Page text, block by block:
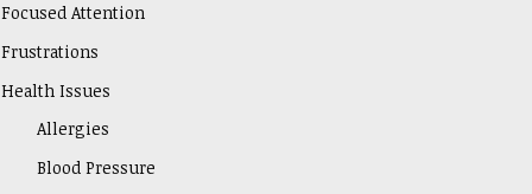
Focused Attention
Frustrations
Health Issues
Allergies
Blood Pressure